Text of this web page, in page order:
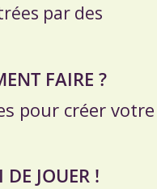
par des
FAIRE ?
pour créer votre
JOUER !